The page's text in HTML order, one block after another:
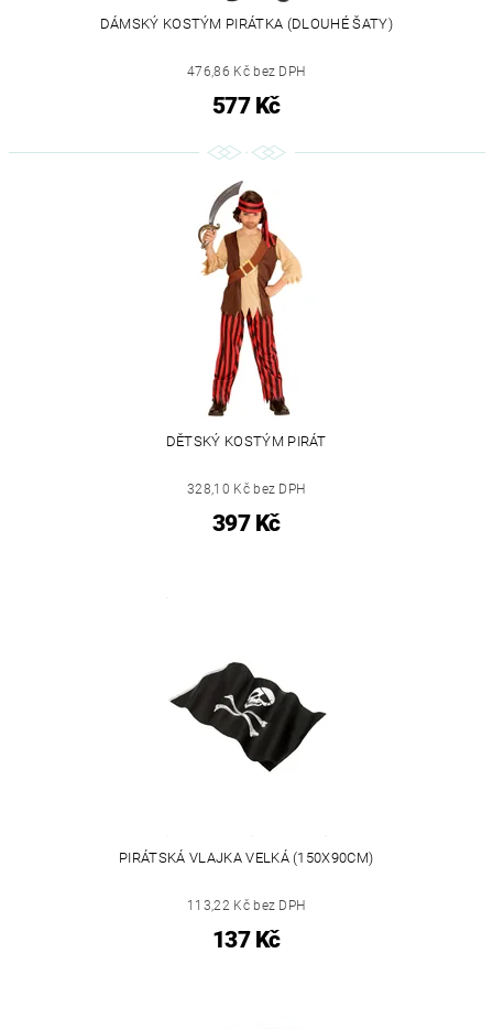
DÁMSKÝ KOSTÝM PIRÁTKA (DLOUHÉ ŠATY)
476,86 Kč bez DPH
577 Kč
DĚTSKÝ KOSTÝM PIRÁT
328,10 Kč bez DPH
397 Kč
PIRÁTSKÁ VLAJKA VELKÁ (150X90CM)
113,22 Kč bez DPH
137 Kč